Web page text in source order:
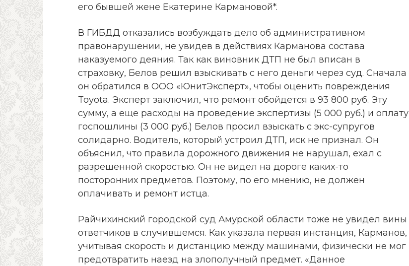
его бывшей жене Екатерине Кармановой*.
В ГИБДД отказались возбуждать дело об административном
правонарушении, не увидев в действиях Карманова состава
наказуемого деяния. Так как виновник ДТП не был вписан в
страховку, Белов решил взыскивать с него деньги через суд. Сначала
он обратился в ООО «ЮнитЭксперт», чтобы оценить повреждения
Toyota. Эксперт заключил, что ремонт обойдется в 93 800 руб. Эту
сумму, а еще расходы на проведение экспертизы (5 000 руб.) и оплату
госпошлины (3 000 руб.) Белов просил взыскать с экс-супругов
солидарно. Водитель, который устроил ДТП, иск не признал. Он
объяснил, что правила дорожного движения не нарушал, ехал с
разрешенной скоростью. Он не видел на дороге каких-то
посторонних предметов. Поэтому, по его мнению, не должен
оплачивать и ремонт истца.
Райчихинский городской суд Амурской области тоже не увидел вины
ответчиков в случившемся. Как указала первая инстанция, Карманов,
учитывая скорость и дистанцию между машинами, физически не мог
предотвратить наезд на злополучный предмет. «Данное